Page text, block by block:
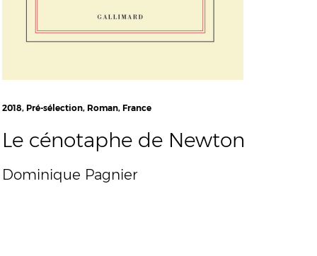
2018, Pré-sélection, Roman, France
Le cénotaphe de Newton
Dominique Pagnier